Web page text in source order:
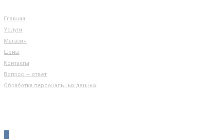
Главная
Услуги
Магазин
Цены
Контакты
Вопрос — ответ
Обработка персональных данных